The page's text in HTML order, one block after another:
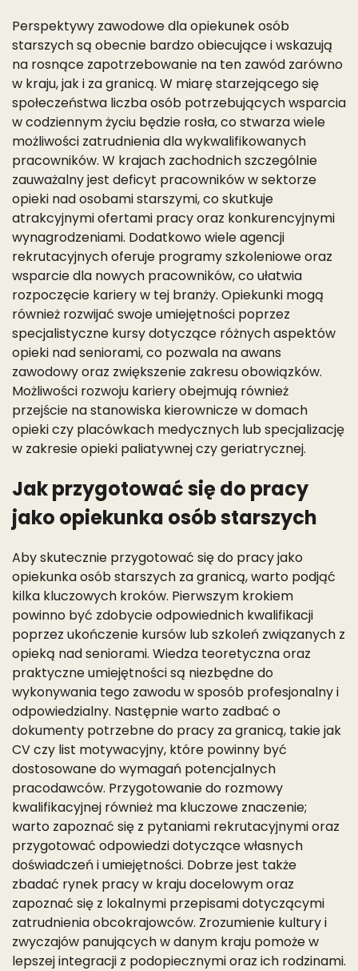
Perspektywy zawodowe dla opiekunek osób
starszych są obecnie bardzo obiecujące i wskazują
na rosnące zapotrzebowanie na ten zawód zarówno
w kraju, jak i za granicą. W miarę starzejącego się
społeczeństwa liczba osób potrzebujących wsparcia
w codziennym życiu będzie rosła, co stwarza wiele
możliwości zatrudnienia dla wykwalifikowanych
pracowników. W krajach zachodnich szczególnie
zauważalny jest deficyt pracowników w sektorze
opieki nad osobami starszymi, co skutkuje
atrakcyjnymi ofertami pracy oraz konkurencyjnymi
wynagrodzeniami. Dodatkowo wiele agencji
rekrutacyjnych oferuje programy szkoleniowe oraz
wsparcie dla nowych pracowników, co ułatwia
rozpoczęcie kariery w tej branży. Opiekunki mogą
również rozwijać swoje umiejętności poprzez
specjalistyczne kursy dotyczące różnych aspektów
opieki nad seniorami, co pozwala na awans
zawodowy oraz zwiększenie zakresu obowiązków.
Możliwości rozwoju kariery obejmują również
przejście na stanowiska kierownicze w domach
opieki czy placówkach medycznych lub specjalizację
w zakresie opieki paliatywnej czy geriatrycznej.
Jak przygotować się do pracy
jako opiekunka osób starszych
Aby skutecznie przygotować się do pracy jako
opiekunka osób starszych za granicą, warto podjąć
kilka kluczowych kroków. Pierwszym krokiem
powinno być zdobycie odpowiednich kwalifikacji
poprzez ukończenie kursów lub szkoleń związanych z
opieką nad seniorami. Wiedza teoretyczna oraz
praktyczne umiejętności są niezbędne do
wykonywania tego zawodu w sposób profesjonalny i
odpowiedzialny. Następnie warto zadbać o
dokumenty potrzebne do pracy za granicą, takie jak
CV czy list motywacyjny, które powinny być
dostosowane do wymagań potencjalnych
pracodawców. Przygotowanie do rozmowy
kwalifikacyjnej również ma kluczowe znaczenie;
warto zapoznać się z pytaniami rekrutacyjnymi oraz
przygotować odpowiedzi dotyczące własnych
doświadczeń i umiejętności. Dobrze jest także
zbadać rynek pracy w kraju docelowym oraz
zapoznać się z lokalnymi przepisami dotyczącymi
zatrudnienia obcokrajowców. Zrozumienie kultury i
zwyczajów panujących w danym kraju pomoże w
lepszej integracji z podopiecznymi oraz ich rodzinami.